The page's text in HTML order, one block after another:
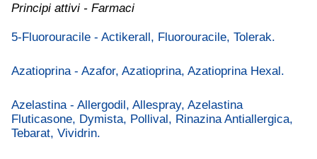
Principi attivi - Farmaci
5-Fluorouracile - Actikerall, Fluorouracile, Tolerak.
Azatioprina - Azafor, Azatioprina, Azatioprina Hexal.
Azelastina - Allergodil, Allespray, Azelastina
Fluticasone, Dymista, Pollival, Rinazina Antiallergica,
Tebarat, Vividrin.